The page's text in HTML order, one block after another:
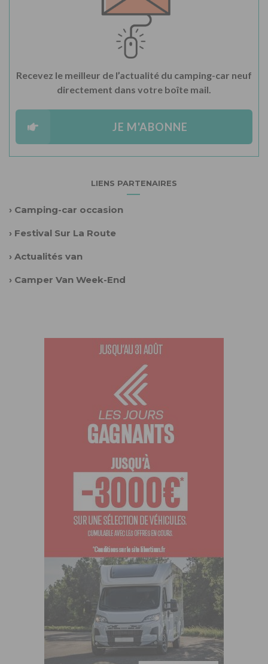
Recevez le meilleur de l’actualité du camping-car neuf
directement dans votre boîte mail.
JE M'ABONNE
LIENS PARTENAIRES
› Camping-car occasion
› Festival Sur La Route
› Actualités van
› Camper Van Week-End